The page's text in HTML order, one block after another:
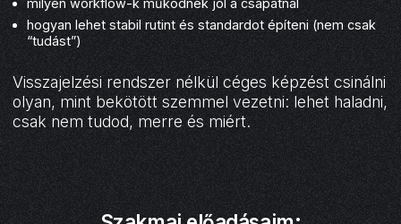
milyen workflow-k működnek jól a csapatnál
hogyan lehet stabil rutint és standardot építeni (nem csak
“tudást”)
Visszajelzési rendszer nélkül céges képzést csinálni
olyan, mint bekötött szemmel vezetni: lehet haladni,
csak nem tudod, merre és miért.